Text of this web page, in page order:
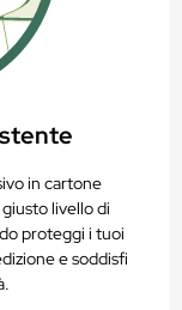
in cartone
livello di
proteggi i tuoi
e soddisfi